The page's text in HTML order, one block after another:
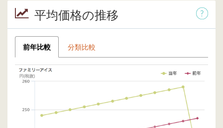
平均価格の推移
前年比較 分類比較